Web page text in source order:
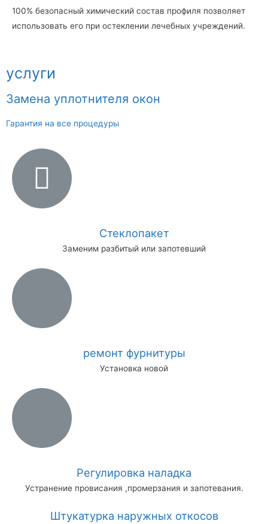
100% безопасный химический состав профиля позволяет
использовать его при остеклении лечебных учреждений.
услуги
Замена уплотнителя окон
Гарантия на все процедуры
Стеклопакет
Заменим разбитый или запотевший
ремонт фурнитуры
Установка новой
Регулировка наладка
Устранение провисания ,промерзания и запотевания.
Штукатурка наружных откосов